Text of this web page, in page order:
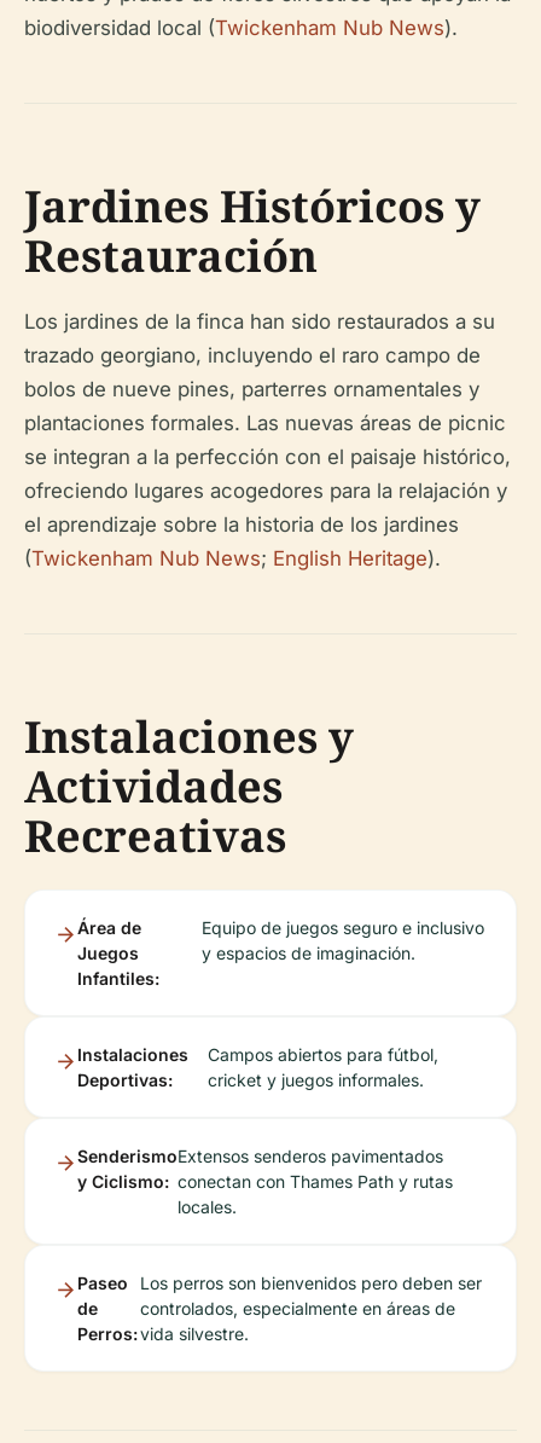
biodiversidad local (Twickenham Nub News).
Jardines Históricos y
Restauración
Los jardines de la finca han sido restaurados a su
trazado georgiano, incluyendo el raro campo de
bolos de nueve pines, parterres ornamentales y
plantaciones formales. Las nuevas áreas de picnic
se integran a la perfección con el paisaje histórico,
ofreciendo lugares acogedores para la relajación y
el aprendizaje sobre la historia de los jardines
(Twickenham Nub News; English Heritage).
Instalaciones y
Actividades
Recreativas
Área de
Juegos
Infantiles:
Equipo de juegos seguro e inclusivo
y espacios de imaginación.
Instalaciones
Deportivas:
Campos abiertos para fútbol,
cricket y juegos informales.
Senderismo
y Ciclismo:
Extensos senderos pavimentados
conectan con Thames Path y rutas
locales.
Paseo
de
Perros:
Los perros son bienvenidos pero deben ser
controlados, especialmente en áreas de
vida silvestre.